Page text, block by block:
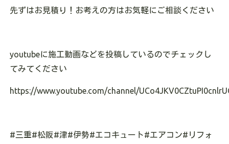
先ずはお見積り！お考えの方はお気軽にご相談ください
youtubeに施工動画などを投稿しているのでチェックし
てみてください
https://www.youtube.com/channel/
#三重#松阪#津#伊勢#エコキュート#エアコン#リフォ